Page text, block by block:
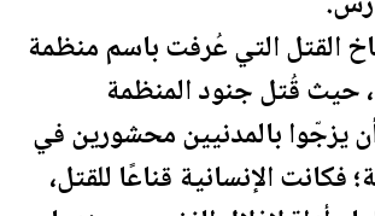
القتل التي عُرفت باسم منظمة
حيث قُتل جنود المنظمة
يزجّوا بالمدنيين محشورين في
الإنسانية قناعًا للقتل،